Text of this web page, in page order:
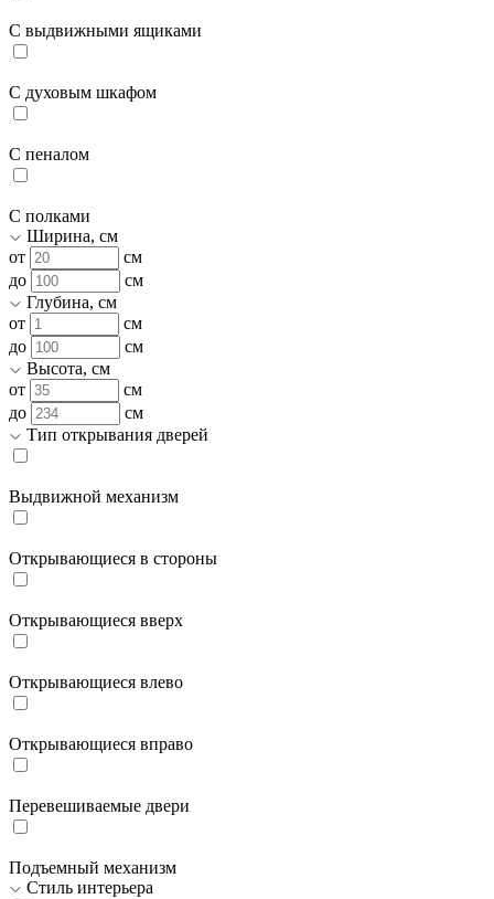
С выдвижными ящиками
С духовым шкафом
С пеналом
С полками
Ширина, см
от
см
до
см
Глубина, см
от
см
до
см
Высота, см
от
см
до
см
Тип открывания дверей
Выдвижной механизм
Открывающиеся в стороны
Открывающиеся вверх
Открывающиеся влево
Открывающиеся вправо
Перевешиваемые двери
Подъемный механизм
Стиль интерьера